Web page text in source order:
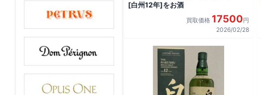
[白州12年]をお酒
買取価格 17500円
2026/02/28